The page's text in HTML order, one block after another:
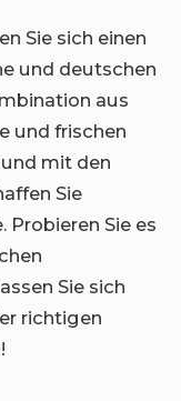
Sie sich einen
und deutschen
aus
und frischen
mit den
Sie
Sie es
Sie sich
richtigen